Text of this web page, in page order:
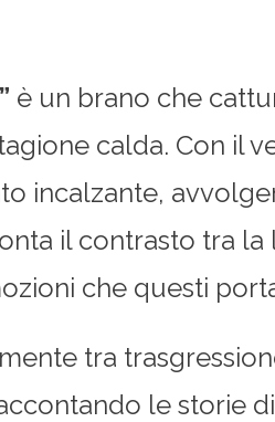
è un brano che
calda. Con il
incalzante,
il contrasto tra
che questi
tra
le storie di